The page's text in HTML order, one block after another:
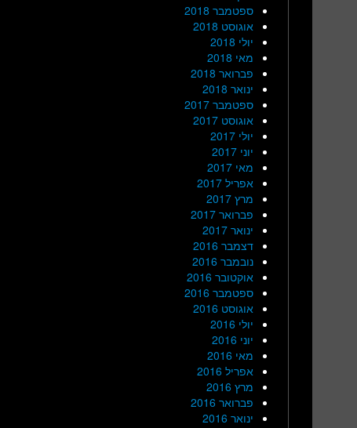
ספטמבר 2018
אוגוסט 2018
יולי 2018
מאי 2018
פברואר 2018
ינואר 2018
ספטמבר 2017
אוגוסט 2017
יולי 2017
יוני 2017
מאי 2017
אפריל 2017
מרץ 2017
פברואר 2017
ינואר 2017
דצמבר 2016
נובמבר 2016
אוקטובר 2016
ספטמבר 2016
אוגוסט 2016
יולי 2016
יוני 2016
מאי 2016
אפריל 2016
מרץ 2016
פברואר 2016
ינואר 2016